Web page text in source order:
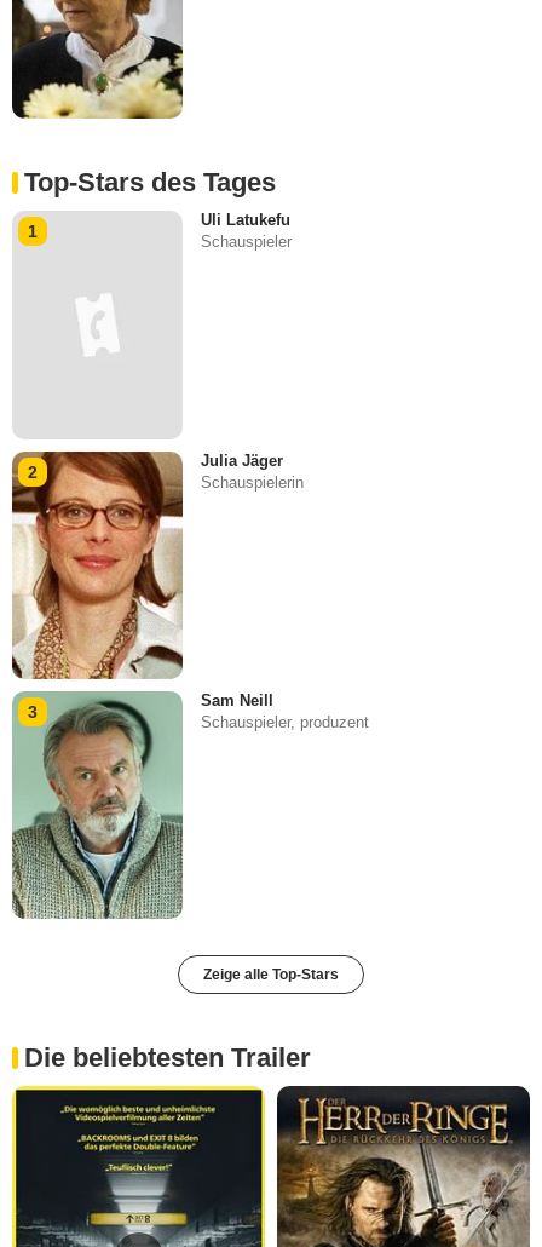
Top-Stars des Tages
1
Uli Latukefu
Schauspieler
2
Julia Jäger
Schauspielerin
3
Sam Neill
Schauspieler, produzent
Zeige alle Top-Stars
Die beliebtesten Trailer